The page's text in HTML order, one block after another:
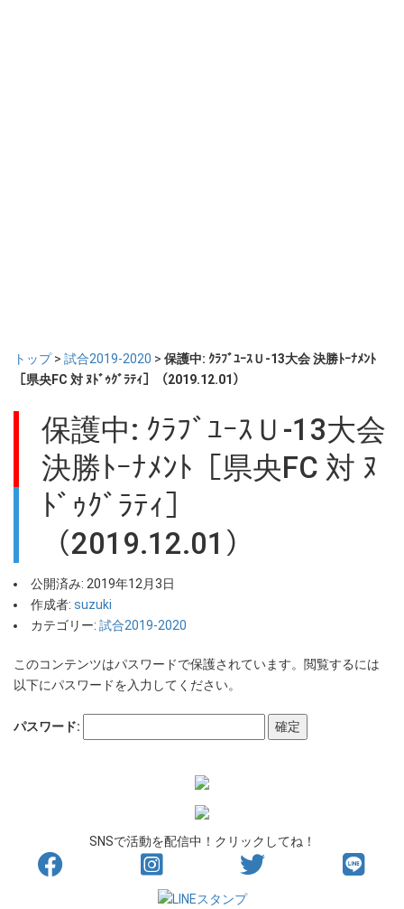
トップ> 試合2019-2020 > 保護中: ｸﾗﾌﾞﾕｰｽＵ-13大会 決勝ﾄｰﾅﾒﾝﾄ
［県央FC 対 ﾇﾄﾞｩｸﾞﾗﾃｨ］（2019.12.01）
保護中: ｸﾗﾌﾞﾕｰｽＵ-13大会
決勝ﾄｰﾅﾒﾝﾄ［県央FC 対 ﾇ
ﾄﾞｩｸﾞﾗﾃｨ］
（2019.12.01）
公開済み: 2019年12月3日
作成者: suzuki
カテゴリー: 試合2019-2020
このコンテンツはパスワードで保護されています。閲覧するには
以下にパスワードを入力してください。
パスワード:
SNSで活動を配信中！クリックしてね！